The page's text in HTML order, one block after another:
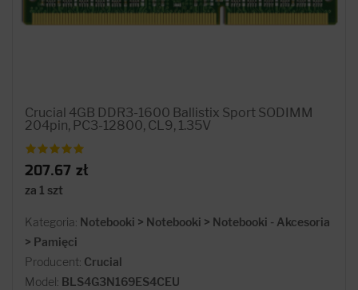
Crucial 4GB DDR3-1600 Ballistix Sport SODIMM
204pin, PC3-12800, CL9, 1.35V
207.67 zł
za 1 szt
Kategoria: Notebooki > Notebooki > Notebooki - Akcesoria
> Pamięci
Producent: Crucial
Model: BLS4G3N169ES4CEU